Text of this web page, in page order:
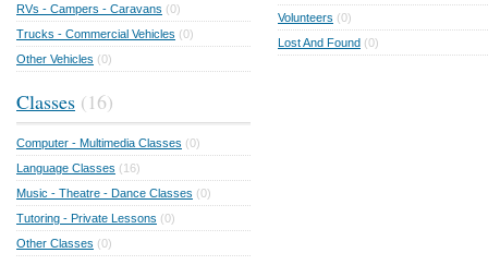
RVs - Campers - Caravans (0)
Trucks - Commercial Vehicles (0)
Other Vehicles (0)
Classes (16)
Computer - Multimedia Classes (0)
Language Classes (16)
Music - Theatre - Dance Classes (0)
Tutoring - Private Lessons (0)
Other Classes (0)
Volunteers (0)
Lost And Found (0)